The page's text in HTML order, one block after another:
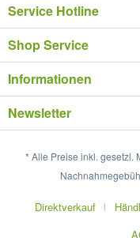
Service Hotline
Shop Service
Informationen
Newsletter
* Alle Preise inkl. gesetzl.
Direktverkauf